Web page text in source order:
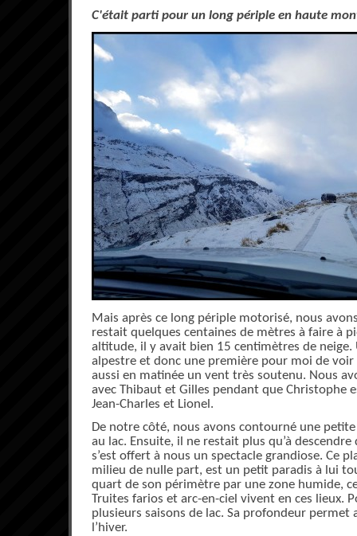
C'était parti pour un long périple en haute
Mais après ce long périple motorisé, nous
restait quelques centaines de mètres à faire à
altitude, il y avait bien 15 centimètres de neige.
alpestre et donc une première pour moi de
aussi en matinée un vent très soutenu. Nous
avec Thibaut et Gilles pendant que Christophe
Jean-Charles et Lionel.
De notre côté, nous avons contourné une
au lac. Ensuite, il ne restait plus qu’à
s’est offert à nous un spectacle grandiose. Ce
milieu de nulle part, est un petit paradis à lui
quart de son périmètre par une zone humide,
Truites farios et arc-en-ciel vivent en ces lieux.
plusieurs saisons de lac. Sa profondeur permet
l’hiver.